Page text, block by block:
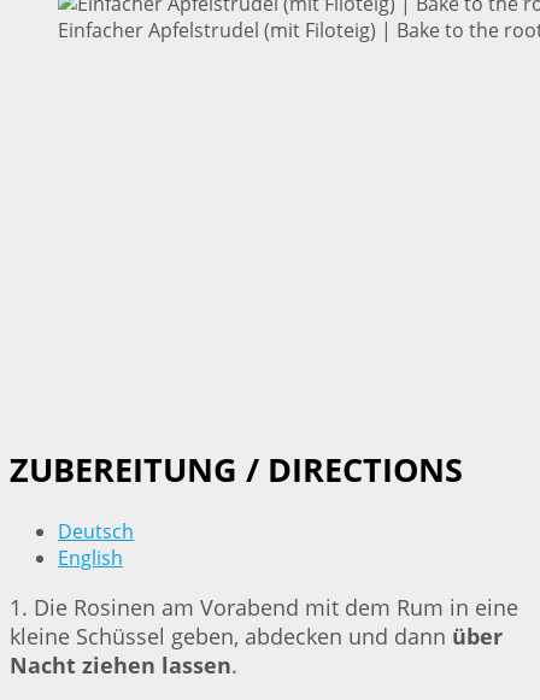
Einfacher Apfelstrudel (mit Filoteig) | Bake to the
ZUBEREITUNG / DIRECTIONS
Deutsch
English
1. Die Rosinen am Vorabend mit dem Rum in eine
kleine Schüssel geben, abdecken und dann über
Nacht ziehen lassen.